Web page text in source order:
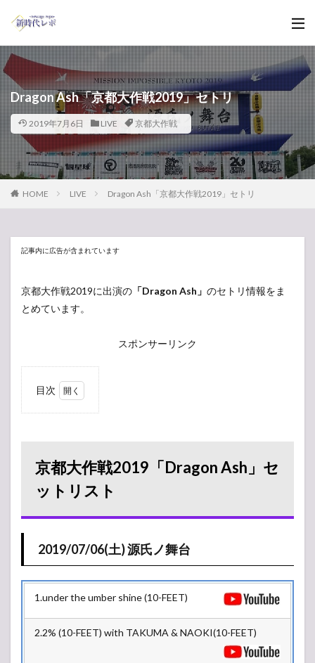
Dragon Ash「京都大作戦2019」セトリ
2019年7月6日 LIVE 京都大作戦
HOME LIVE Dragon Ash「京都大作戦2019」セトリ
記事内に広告が含まれています
京都大作戦2019に出演の 「Dragon Ash」 のセトリ情報をま
とめています。
スポンサーリンク
目次
リスト
2019/07/06(土)
2019/07/06(土)
タイムテーブル
2.1
源氏
台
京都大作戦2019「Dragon Ash」セ
ットリスト
2019/07/06(土) 源氏ノ舞台
1.under the umber shine (10-FEET)
2.2% (10-FEET) with TAKUMA & NAOKI(10-FEET)